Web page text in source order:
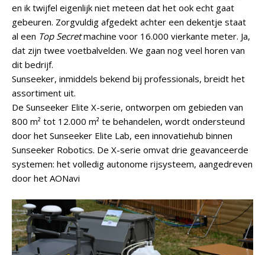
en ik twijfel eigenlijk niet meteen dat het ook echt gaat
gebeuren. Zorgvuldig afgedekt achter een dekentje staat
al een Top Secretmachine voor 16.000 vierkante meter. Ja,
dat zijn twee voetbalvelden. We gaan nog veel horen van
dit bedrijf.
Sunseeker, inmiddels bekend bij professionals, breidt het
assortiment uit.
De Sunseeker Elite X-serie, ontworpen om gebieden van
800 m² tot 12.000 m² te behandelen, wordt ondersteund
door het Sunseeker Elite Lab, een innovatiehub binnen
Sunseeker Robotics. De X-serie omvat drie geavanceerde
systemen: het volledig autonome rijsysteem, aangedreven
door het AONavi